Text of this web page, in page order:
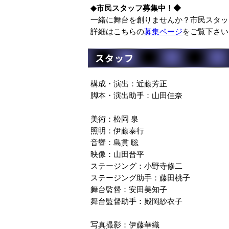
◆市民スタッフ募集中！◆
一緒に舞台を創りませんか？市民スタッ
詳細はこちらの募集ページをご覧下さい
スタッフ
構成・演出：近藤芳正
脚本・演出助手：山田佳奈
美術：松岡 泉
照明：伊藤泰行
音響：島貫 聡
映像：山田晋平
ステージング：小野寺修二
ステージング助手：藤田桃子
舞台監督：安田美知子
舞台監督助手：殿岡紗衣子
写真撮影：伊藤華織